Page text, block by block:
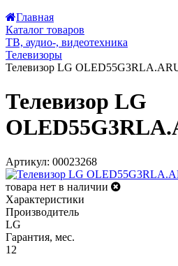
Главная
Каталог товаров
ТВ, аудио-, видеотехника
Телевизоры
Телевизор LG
Телевизор LG
Артикул: 00023268
товара нет в наличии
Характеристики
Производитель
LG
Гарантия, мес.
12